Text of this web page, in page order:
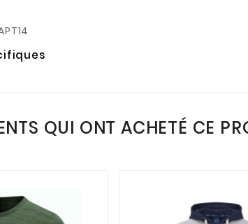
QUI ONT ACHETÉ CE